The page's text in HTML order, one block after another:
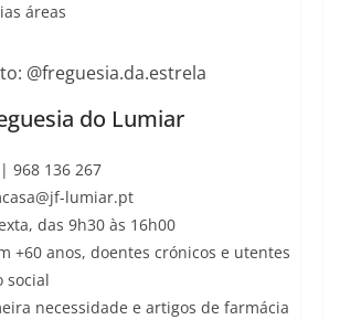
áreas
@freguesia.da.estrela
do Lumiar
968 136 267
lumiar.pt
das 9h30 às 16h00
+60 anos, doentes crónicos e utentes
social
necessidade e artigos de farmácia